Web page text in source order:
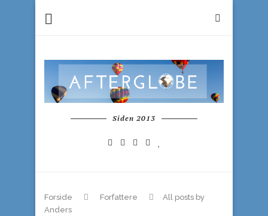
Siden 2013
Forside Forfattere
All posts by
Anders